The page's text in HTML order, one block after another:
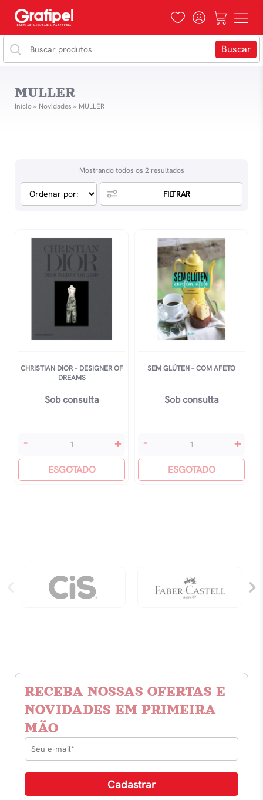
MULLER
Início» Novidades » MULLER
Mostrando todos os 2 resultados
FILTRAR
CHRISTIAN DIOR – DESIGNER OF
DREAMS
Sob consulta
Christian
Designer
- +
ESGOTADO
SEM GLÚTEN – COM AFETO
Sob consulta
Sem
Com
- +
ESGOTADO
RECEBA NOSSAS OFERTAS E
NOVIDADES EM PRIMEIRA
MÃO